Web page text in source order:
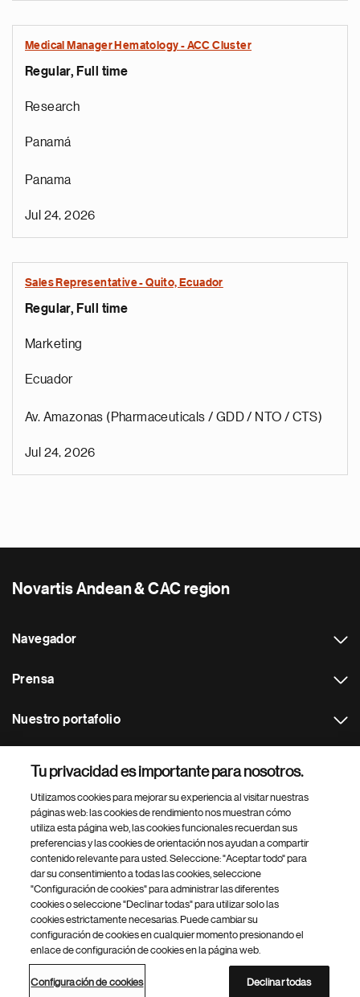
Medical Manager Hematology - ACC Cluster
Regular, Full time
Research
Panamá
Panama
Jul 24, 2026
Sales Representative - Quito, Ecuador
Regular, Full time
Marketing
Ecuador
Av. Amazonas (Pharmaceuticals / GDD / NTO / CTS)
Jul 24, 2026
Novartis Andean & CAC region
Navegador
Prensa
Nuestro portafolio
Footer Site Search
inferior
del
© 2026 Novartis AG
Política de privacidad Términos de uso
Accesibilidad
Configuración de cookies
Mapa del sitio
Tu privacidad es importante para nosotros.
Utilizamos cookies para mejorar su experiencia al visitar nuestras
páginas web: las cookies de rendimiento nos muestran cómo
utiliza esta página web, las cookies funcionales recuerdan sus
preferencias y las cookies de orientación nos ayudan a compartir
contenido relevante para usted. Seleccione: "Aceptar todo" para
dar su consentimiento a todas las cookies, seleccione
"Configuración de cookies" para administrar las diferentes
cookies o seleccione "Declinar todas" para utilizar solo las
cookies estrictamente necesarias. Puede cambiar su
configuración de cookies en cualquier momento presionando el
enlace de configuración de cookies en la página web.
Configuración de cookies Declinar todas